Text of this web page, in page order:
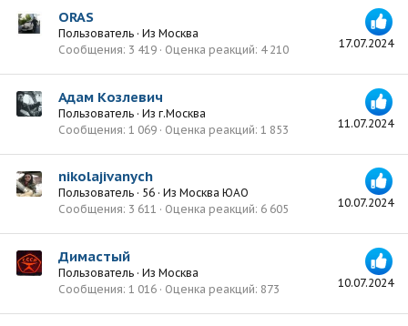
17.07.2024
ORAS
Пользователь · Из Москва
Сообщения 3 419 Оценка реакций 4 210
11.07.2024
Адам Козлевич
Пользователь · Из г.Москва
Сообщения 1 069 Оценка реакций 1 853
10.07.2024
nikolajivanych
Пользователь · 56 · Из Москва ЮАО
Сообщения 3 611 Оценка реакций 6 605
10.07.2024
Димастый
Пользователь · Из Москва
Сообщения 1 016 Оценка реакций 873